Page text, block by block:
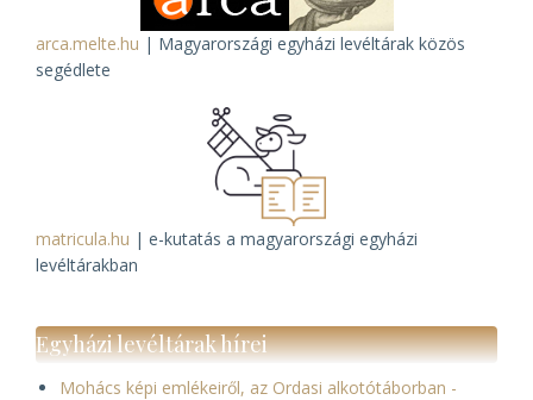
arca.melte.hu | Magyarországi egyházi levéltárak közös
segédlete
matricula.hu | e-kutatás a magyarországi egyházi
levéltárakban
Egyházi levéltárak hírei
Mohács képi emlékeiről, az Ordasi alkotótáborban -